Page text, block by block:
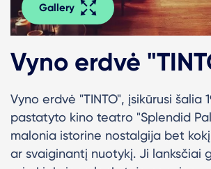
Gallery
Vyno erdvė
Vyno erdvė "TINTO", įsikūrusi šalia
pastatyto kino teatro "Splendid
malonia istorine nostalgija bet
ar svaiginantį nuotykį. Ji lanksčiai